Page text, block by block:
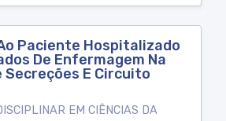
Paciente Hospitalizado
De Enfermagem Na
Secreções E Circuito
EM CIÊNCIAS DA